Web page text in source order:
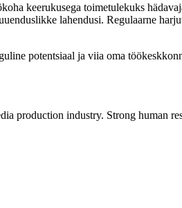
keerukusega toimetulekuks
lahendusi. Regulaarne
potentsiaal ja viia oma
production industry. Strong human